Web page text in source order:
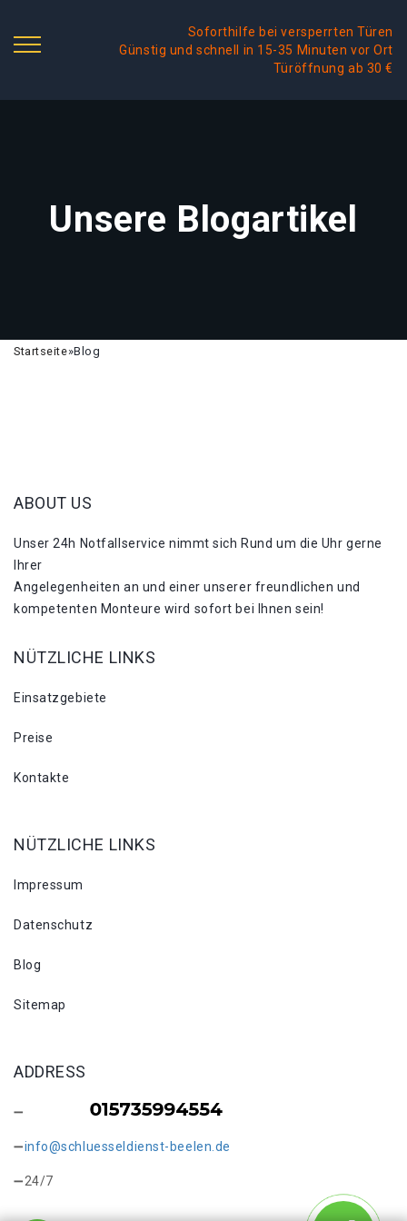
Soforthilfe bei versperrten Türen
Günstig und schnell in 15-35 Minuten vor Ort
Türöffnung ab 30 €
Unsere Blogartikel
Startseite»Blog
ABOUT US
Unser 24h Notfallservice nimmt sich Rund um die Uhr gerne
Ihrer
Angelegenheiten an und einer unserer freundlichen und
kompetenten Monteure wird sofort bei Ihnen sein!
NÜTZLICHE LINKS
Einsatzgebiete
Preise
Kontakte
NÜTZLICHE LINKS
Impressum
Datenschutz
Blog
Sitemap
ADDRESS
info@schluesseldienst-beelen.de
24/7